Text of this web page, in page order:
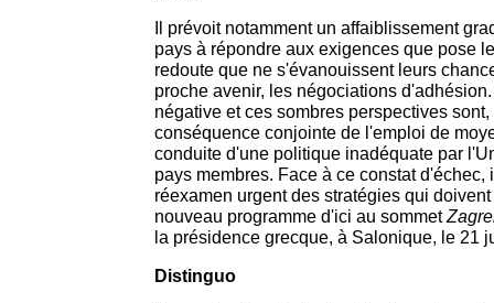
Il prévoit notamment un affaiblissement
pays à répondre aux exigences que pose
redoute que ne s'évanouissent leurs
proche avenir, les négociations
négative et ces sombres perspectives
conséquence conjointe de l'emploi de
conduite d'une politique inadéquate par
pays membres. Face à ce constat d'échec,
réexamen urgent des stratégies qui
nouveau programme d'ici au sommet
la présidence grecque, à Salonique, le 21
Distinguo